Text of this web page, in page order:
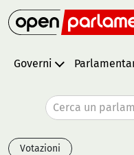
Governi
Cerca un
Votazioni